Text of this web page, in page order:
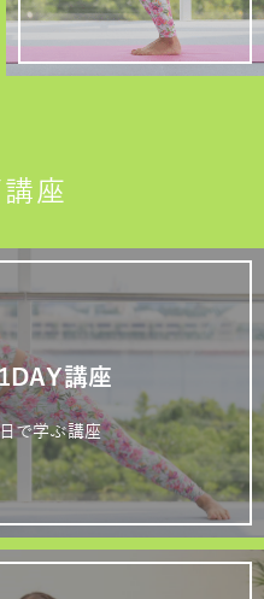
座
講座
で学ぶ講座